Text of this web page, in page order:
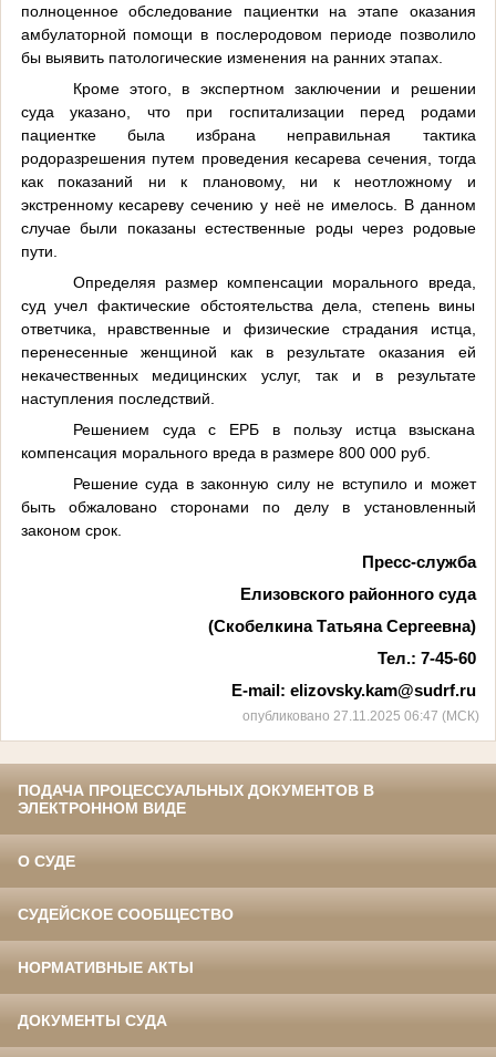
полноценное обследование пациентки на этапе оказания
амбулаторной помощи в послеродовом периоде позволило
бы выявить патологические изменения на ранних этапах.
Кроме этого, в экспертном заключении и решении
суда указано, что при госпитализации перед родами
пациентке была избрана неправильная тактика
родоразрешения путем проведения кесарева сечения, тогда
как показаний ни к плановому, ни к неотложному и
экстренному кесареву сечению у неё не имелось. В данном
случае были показаны естественные роды через родовые
пути.
Определяя размер компенсации морального вреда,
суд учел фактические обстоятельства дела, степень вины
ответчика, нравственные и физические страдания истца,
перенесенные женщиной как в результате оказания ей
некачественных медицинских услуг, так и в результате
наступления последствий.
Решением суда с ЕРБ в пользу истца взыскана
компенсация морального вреда в размере 800 000 руб.
Решение суда в законную силу не вступило и может
быть обжаловано сторонами по делу в установленный
законом срок.
Пресс-служба
Елизовского районного суда
(Скобелкина Татьяна Сергеевна)
Тел.: 7-45-60
E-mail: elizovsky.kam@sudrf.ru
опубликовано 27.11.2025 06:47 (МСК)
ПОДАЧА ПРОЦЕССУАЛЬНЫХ ДОКУМЕНТОВ В
ЭЛЕКТРОННОМ ВИДЕ
О СУДЕ
СУДЕЙСКОЕ СООБЩЕСТВО
НОРМАТИВНЫЕ АКТЫ
ДОКУМЕНТЫ СУДА